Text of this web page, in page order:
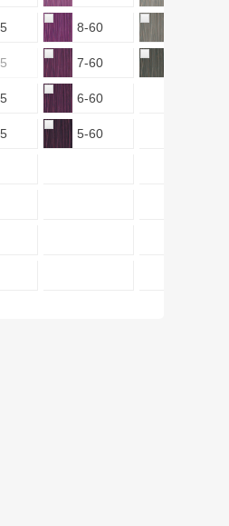
8-60
7-60
6-60
5-60